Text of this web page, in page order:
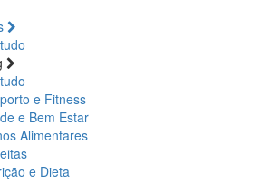
e Fitness
e Bem Estar
Alimentares
e Dieta